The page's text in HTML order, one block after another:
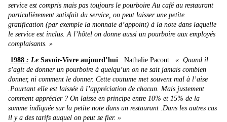
service est compris mais pas toujours le pourboire Au café au restaurant
particulièrement satisfait du service, on peut laisser une petite
gratification (par exemple la monnaie d’appoint) à la note dans laquelle
le service est inclus. A l’hôtel on donne aussi un pourboire aux employés
complaisants. »
1988 : Le Savoir-Vivre aujourd’hui : Nathalie Pacout « Quand il
s’agit de donner un pourboire à quelqu’un on ne sait jamais combien
donner, ni comment le donner. Cette coutume met souvent mal à l’aise
.Pourtant elle est laissée à l’appréciation de chacun. Mais justement
comment apprécier ? On laisse en principe entre 10% et 15% de la
somme indiquée sur la petite note dans un restaurant .Dans les autres cas
il y a des tarifs auquel on peut se fier. »